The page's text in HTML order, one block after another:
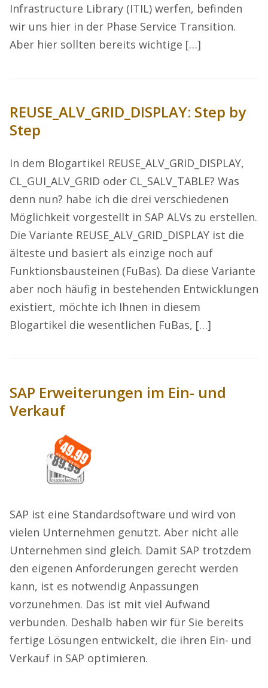
Infrastructure Library (ITIL) werfen, befinden
wir uns hier in der Phase Service Transition.
Aber hier sollten bereits wichtige […]
REUSE_ALV_GRID_DISPLAY: Step by
Step
In dem Blogartikel REUSE_ALV_GRID_DISPLAY,
CL_GUI_ALV_GRID oder CL_SALV_TABLE? Was
denn nun? habe ich die drei verschiedenen
Möglichkeit vorgestellt in SAP ALVs zu erstellen.
Die Variante REUSE_ALV_GRID_DISPLAY ist die
älteste und basiert als einzige noch auf
Funktionsbausteinen (FuBas). Da diese Variante
aber noch häufig in bestehenden Entwicklungen
existiert, möchte ich Ihnen in diesem
Blogartikel die wesentlichen FuBas, […]
SAP Erweiterungen im Ein- und
Verkauf
SAP ist eine Standardsoftware und wird von
vielen Unternehmen genutzt. Aber nicht alle
Unternehmen sind gleich. Damit SAP trotzdem
den eigenen Anforderungen gerecht werden
kann, ist es notwendig Anpassungen
vorzunehmen. Das ist mit viel Aufwand
verbunden. Deshalb haben wir für Sie bereits
fertige Lösungen entwickelt, die ihren Ein- und
Verkauf in SAP optimieren.